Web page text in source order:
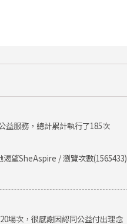
益服務，總計累計執行了185次
渴望SheAspire / 瀏覽次數(1565433)
場次，很感謝因認同公益付出理念